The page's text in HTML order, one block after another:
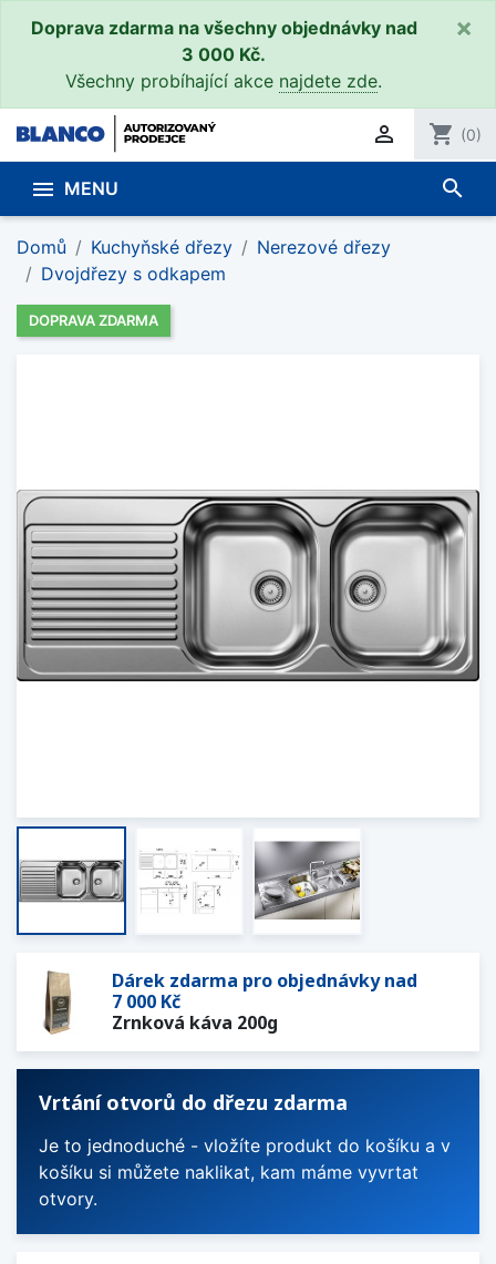
Doprava zdarma na všechny objednávky nad
3 000 Kč.
Všechny probíhající akce najdete zde.
×
 shopping_cart (0)
 MENU search
Domů Kuchyňské dřezy
Nerezové dřezy
Dvojdřezy s odkapem
DOPRAVA ZDARMA
Dárek zdarma pro objednávky nad
7 000 Kč
Zrnková káva 200g
Vrtání otvorů do dřezu zdarma
Je to jednoduché - vložíte produkt do košíku a v
košíku si můžete naklikat, kam máme vyvrtat
otvory.